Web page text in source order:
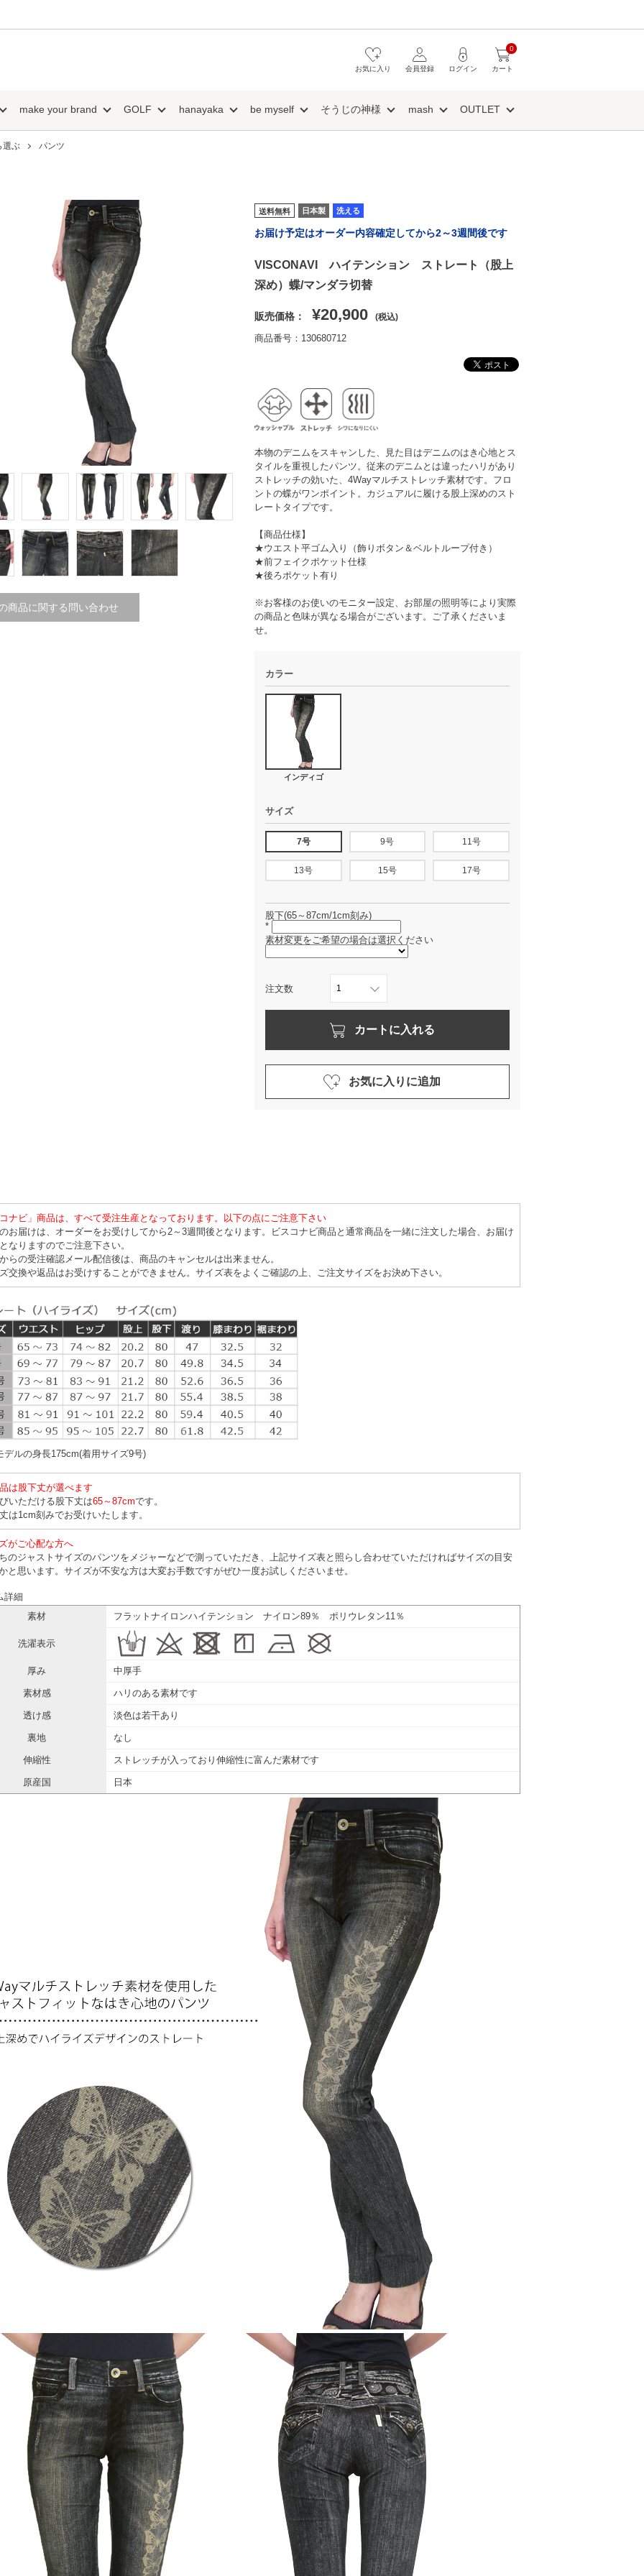
カート
0
ログイン
会員登録
お気に入り
make your brand GOLF hanayaka be myself そうじの神様 mash OUTLET
選ぶ パンツ
商品に関する問い合わせ
送料無料 日本製 洗える
お届け予定はオーダー内容確定してから2～3週間後です
VISCONAVI ハイテンション ストレート（股上
深め）蝶/マンダラ切替
販売価格： ¥20,900 (税込)
商品番号：130680712
本物のデニムをスキャンした、見た目はデニムのはき心地とス
タイルを重視したパンツ。従来のデニムとは違ったハリがあり
ストレッチの効いた、4Wayマルチストレッチ素材です。フロ
ントの蝶がワンポイント。カジュアルに履ける股上深めのスト
レートタイプです。
【商品仕様】
★ウエスト平ゴム入り（飾りボタン＆ベルトループ付き）
★前フェイクポケット仕様
★後ろポケット有り
※お客様のお使いのモニター設定、お部屋の照明等により実際
の商品と色味が異なる場合がございます。ご了承くださいま
せ。
カラー
インディゴ
サイズ
7号 9号 11号
13号 15号 17号
股下(65～87cm/1cm刻み)
*
素材変更をご希望の場合は選択ください
注文数
カートに入れる
お気に入りに追加
コナビ」商品は、すべて受注生産となっております。以下の点にご注意下さい
のお届けは、オーダーをお受けしてから2～3週間後となります。ビスコナビ商品と通常商品を一緒に注文した場合、お届け
なりますのでご注意下さい。
らの受注確認メール配信後は、商品のキャンセルは出来ません。
ズ交換や返品はお受けすることができません。サイズ表をよくご確認の上、ご注文サイズをお決め下さい。
ルの身長175cm(着用サイズ9号)
は股下丈が選べます
いただける股下丈は65～87cmです。
は1cm刻みでお受けいたします。
がご心配な方へ
のジャストサイズのパンツをメジャーなどで測っていただき、上記サイズ表と照らし合わせていただければサイズの目安
と思います。サイズが不安な方は大変お手数ですがぜひ一度お試しくださいませ。
詳細
素材
フラットナイロンハイテンション ナイロン89％ ポリウレタン11％
洗濯表示
厚み 中厚手
素材感 ハリのある素材です
透け感 淡色は若干あり
裏地 なし
伸縮性 ストレッチが入っており伸縮性に富んだ素材です
原産国 日本